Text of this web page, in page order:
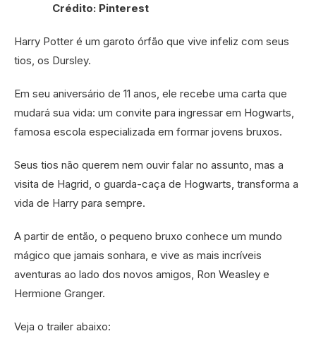
Crédito: Pinterest
Harry Potter é um garoto órfão que vive infeliz com seus
tios, os Dursley.
Em seu aniversário de 11 anos, ele recebe uma carta que
mudará sua vida: um convite para ingressar em Hogwarts,
famosa escola especializada em formar jovens bruxos.
Seus tios não querem nem ouvir falar no assunto, mas a
visita de Hagrid, o guarda-caça de Hogwarts, transforma a
vida de Harry para sempre.
A partir de então, o pequeno bruxo conhece um mundo
mágico que jamais sonhara, e vive as mais incríveis
aventuras ao lado dos novos amigos, Ron Weasley e
Hermione Granger.
Veja o trailer abaixo: